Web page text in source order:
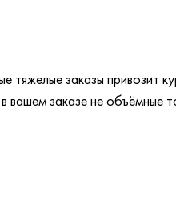
заказы привозит
вашем заказе не объёмные